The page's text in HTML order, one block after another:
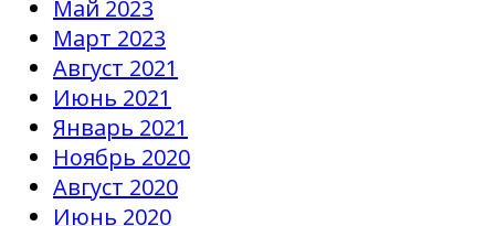
Май 2023
Март 2023
Август 2021
Июнь 2021
Январь 2021
Ноябрь 2020
Август 2020
Июнь 2020